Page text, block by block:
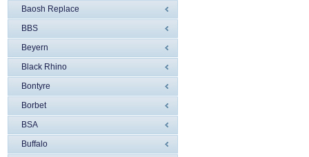
Baosh Replace
BBS
Beyern
Black Rhino
Bontyre
Borbet
BSA
Buffalo